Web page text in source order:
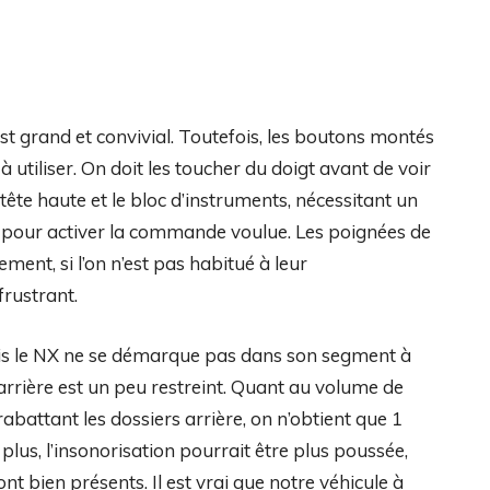
grand et convivial. Toutefois, les boutons montés
utiliser. On doit les toucher du doigt avant de voir
haute et le bloc d’instruments, nécessitant un
activer la commande voulue. Les poignées de
si l’on n’est pas habitué à leur
le NX ne se démarque pas dans son segment à
est un peu restreint. Quant au volume de
les dossiers arrière, on n’obtient que 1
l’insonorisation pourrait être plus poussée,
bien présents. Il est vrai que notre véhicule à